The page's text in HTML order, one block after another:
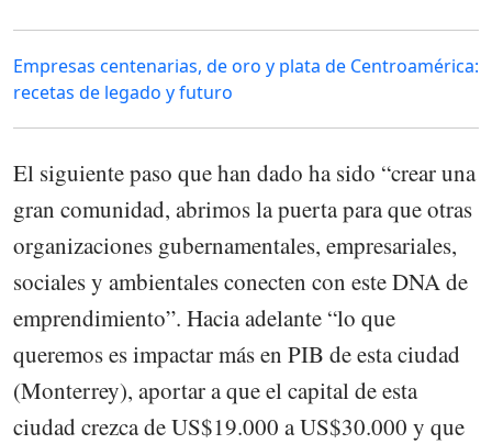
Empresas centenarias, de oro y plata de Centroamérica:
recetas de legado y futuro
El siguiente paso que han dado ha sido “crear una
gran comunidad, abrimos la puerta para que otras
organizaciones gubernamentales, empresariales,
sociales y ambientales conecten con este DNA de
emprendimiento”. Hacia adelante “lo que
queremos es impactar más en PIB de esta ciudad
(Monterrey), aportar a que el capital de esta
ciudad crezca de US$19.000 a US$30.000 y que